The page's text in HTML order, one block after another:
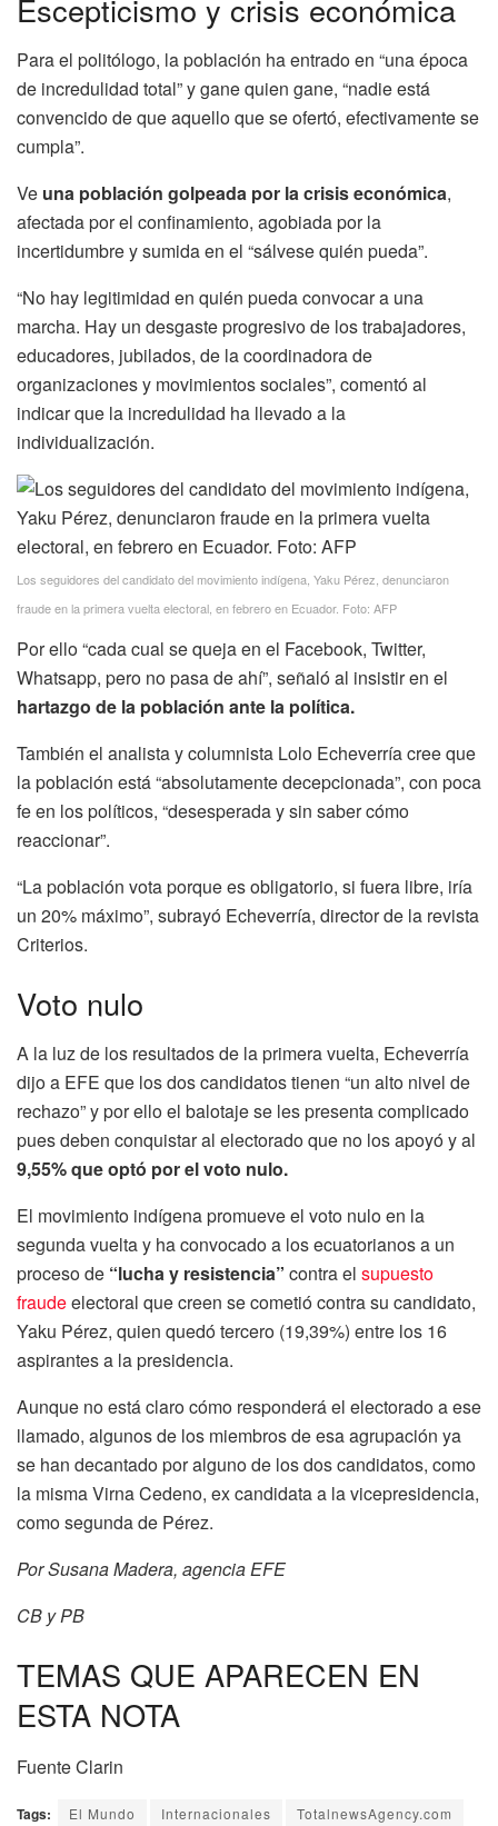
Escepticismo y crisis económica
Para el politólogo, la población ha entrado en “una época
de incredulidad total” y gane quien gane, “nadie está
convencido de que aquello que se ofertó, efectivamente se
cumpla”.
Ve una población golpeada por la crisis económica,
afectada por el confinamiento, agobiada por la
incertidumbre y sumida en el “sálvese quién pueda”.
“No hay legitimidad en quién pueda convocar a una
marcha. Hay un desgaste progresivo de los trabajadores,
educadores, jubilados, de la coordinadora de
organizaciones y movimientos sociales”, comentó al
indicar que la incredulidad ha llevado a la
individualización.
Los seguidores del candidato del movimiento indígena, Yaku Pérez, denunciaron
fraude en la primera vuelta electoral, en febrero en Ecuador. Foto: AFP
Por ello “cada cual se queja en el Facebook, Twitter,
Whatsapp, pero no pasa de ahí”, señaló al insistir en el
hartazgo de la población ante la política.
También el analista y columnista Lolo Echeverría cree que
la población está “absolutamente decepcionada”, con poca
fe en los políticos, “desesperada y sin saber cómo
reaccionar”.
“La población vota porque es obligatorio, si fuera libre, iría
un 20% máximo”, subrayó Echeverría, director de la revista
Criterios.
Voto nulo
A la luz de los resultados de la primera vuelta, Echeverría
dijo a EFE que los dos candidatos tienen “un alto nivel de
rechazo” y por ello el balotaje se les presenta complicado
pues deben conquistar al electorado que no los apoyó y al
9,55% que optó por el voto nulo.
El movimiento indígena promueve el voto nulo en la
segunda vuelta y ha convocado a los ecuatorianos a un
proceso de “lucha y resistencia” contra el supuesto
fraudeelectoral que creen se cometió contra su candidato,
Yaku Pérez, quien quedó tercero (19,39%) entre los 16
aspirantes a la presidencia.
Aunque no está claro cómo responderá el electorado a ese
llamado, algunos de los miembros de esa agrupación ya
se han decantado por alguno de los dos candidatos, como
la misma Virna Cedeno, ex candidata a la vicepresidencia,
como segunda de Pérez.
Por Susana Madera, agencia EFE
CB​ y PB
TEMAS QUE APARECEN EN
ESTA NOTA
Fuente Clarin
Tags: El Mundo Internacionales TotalnewsAgency.com